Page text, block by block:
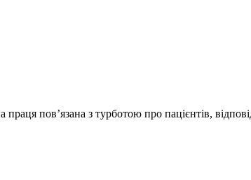
пов’язана з турботою про пацієнтів,